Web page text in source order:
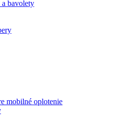
bavolety
mobilné oplotenie